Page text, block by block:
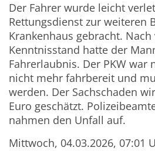
Der Fahrer wurde leicht
Rettungsdienst zur weiteren
Krankenhaus gebracht.
Kenntnisstand hatte der
Fahrerlaubnis. Der PKW war
nicht mehr fahrbereit und
werden. Der Sachschaden
Euro geschätzt.
nahmen den Unfall auf.
Mittwoch, 04.03.2026, 07:01